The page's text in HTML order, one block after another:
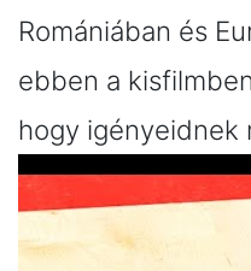
Romániában és
ebben a
hogy igényeidnek